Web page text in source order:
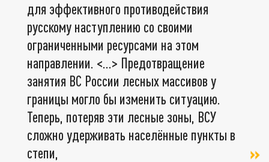
для эффективного противодействия
русскому наступлению со своими
ограниченными ресурсами на этом
направлении. <…> Предотвращение
занятия ВС России лесных массивов у
границы могло бы изменить ситуацию.
Теперь, потеряв эти лесные зоны, ВСУ
сложно удерживать населённые пункты в
степи,